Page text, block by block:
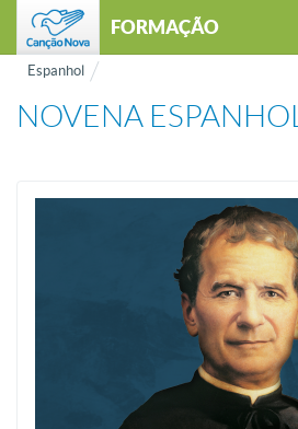
FORMAÇÃO
Espanhol
NOVENA ESPANHOL